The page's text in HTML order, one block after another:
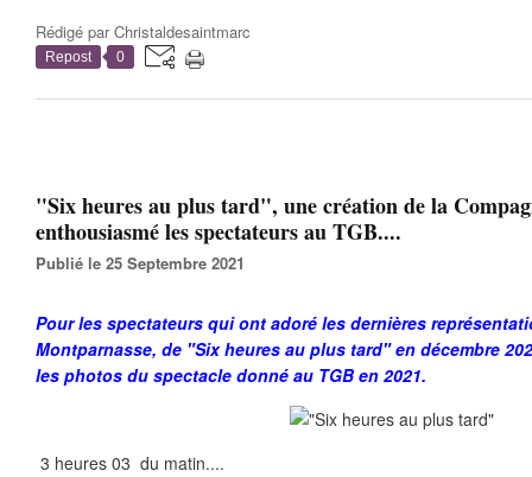
Rédigé parChristaldesaintmarc
Repost 0
"Six heures au plus tard", une création de la
enthousiasmé les spectateurs au TGB....
Publié le 25 Septembre 2021
Pour les spectateurs qui ont adoré les dernières
Montparnasse, de "Six heures au plus tard" en décembre
les photos du spectacle donné au TGB en 2021.
3 heures 03 du matin....